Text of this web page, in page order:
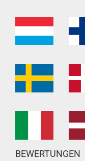
BEWERTUNGEN